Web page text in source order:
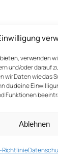
verwenden
und/oder darauf
wir Daten wie das
du deine
Funktionen
Ablehnen
Richtlinie